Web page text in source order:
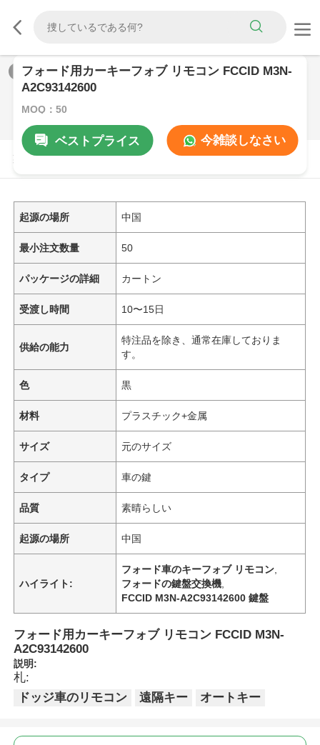
/0
フォード用カーキーフォブ リモコン FCCID M3N-
A2C93142600
MOQ：50
ベストプライス
今雑談しなさい
製品の説明
起源の場所 中国
最小注文数量 50
パッケージの詳細 カートン
受渡し時間 10〜15日
供給の能力
特注品を除き、通常在庫しておりま
す。
色 黒
材料 プラスチック+金属
サイズ 元のサイズ
タイプ 車の鍵
品質 素晴らしい
起源の場所 中国
ハイライト:
フォード車のキーフォブ リモコン
フォードの鍵盤交換機
FCCID M3N-A2C93142600 鍵盤
フォード用カーキーフォブ リモコン FCCID M3N-
A2C93142600
説明:
札:
ドッジ車のリモコン
遠隔キー オートキー